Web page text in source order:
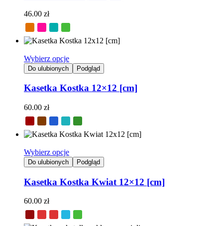
46.00 zł
Wybierz opcje
Do ulubionych Podgląd
Kasetka Kostka 12×12 [cm]
60.00 zł
Wybierz opcje
Do ulubionych Podgląd
Kasetka Kostka Kwiat 12×12 [cm]
60.00 zł